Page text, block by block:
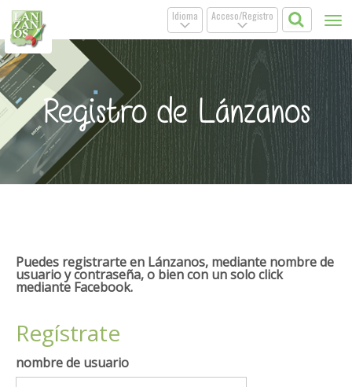
Acceso/Registro
.
Idioma
.
Registro de Lánzanos
Puedes registrarte en Lánzanos, mediante nombre de
usuario y contraseña, o bien con un solo click
mediante Facebook.
Regístrate
nombre de usuario